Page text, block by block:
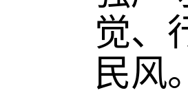
觉、
民风